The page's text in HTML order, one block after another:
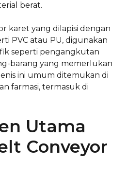
berat.
karet yang dilapisi dengan
PVC atau PU, digunakan
seperti pengangkutan
barang yang memerlukan
ini umum ditemukan di
farmasi, termasuk di
Utama
Conveyor